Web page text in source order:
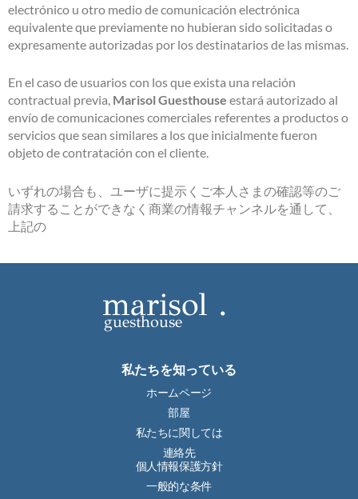
electrónico u otro medio de comunicación electrónica
equivalente que previamente no hubieran sido solicitadas o
expresamente autorizadas por los destinatarios de las mismas.
En el caso de usuarios con los que exista una relación
contractual previa, Marisol Guesthouse estará autorizado al
envío de comunicaciones comerciales referentes a productos o
servicios que sean similares a los que inicialmente fueron
objeto de contratación con el cliente.
いずれの場合も、ユーザに提示くご本人さまの確認等のご
請求することができなく商業の情報チャンネルを通して、
上記の
marisol .
guesthouse
私たちを知っている
ホームページ
部屋
私たちに関しては
連絡先
個人情報保護方針
一般的な条件